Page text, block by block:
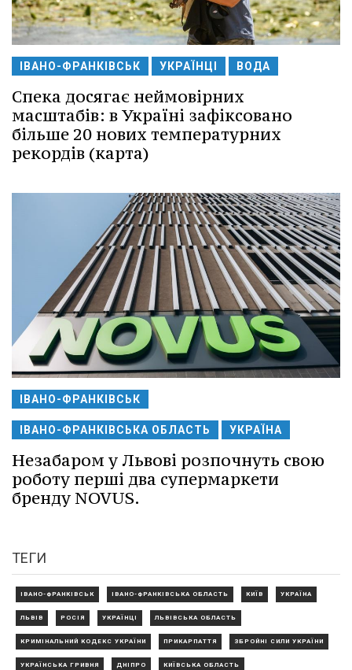
ІВАНО-ФРАНКІВСЬК УКРАЇНЦІ ВОДА
Спека досягає неймовірних
масштабів: в Україні зафіксовано
більше 20 нових температурних
рекордів (карта)
ІВАНО-ФРАНКІВСЬК
ІВАНО-ФРАНКІВСЬКА ОБЛАСТЬ УКРАЇНА
Незабаром у Львові розпочнуть свою
роботу перші два супермаркети
бренду NOVUS.
ТЕГИ
ІВАНО-ФРАНКІВСЬК ІВАНО-ФРАНКІВСЬКА ОБЛАСТЬ КИЇВ УКРАЇНА
ЛЬВІВ РОСІЯ УКРАЇНЦІ ЛЬВІВСЬКА ОБЛАСТЬ
КРИМІНАЛЬНИЙ КОДЕКС УКРАЇНИ ПРИКАРПАТТЯ ЗБРОЙНІ СИЛИ УКРАЇНИ
УКРАЇНСЬКА ГРИВНЯ ДНІПРО КИЇВСЬКА ОБЛАСТЬ